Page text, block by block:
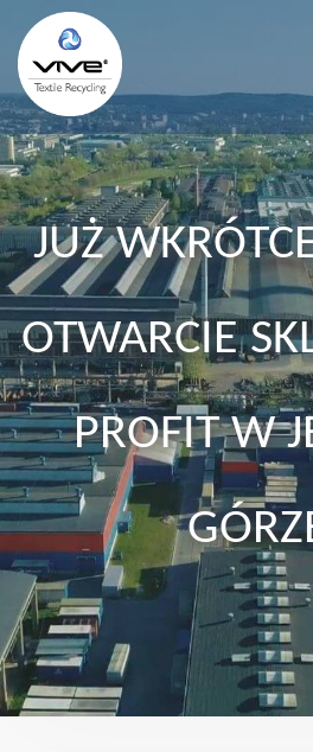
JUŻ
OTWARCIE
PROFIT W